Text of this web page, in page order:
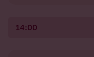
14:00